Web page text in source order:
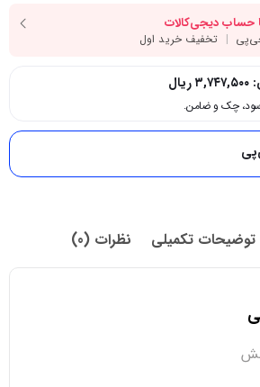
۳,۷۴۷,۵۰۰ریال
توضیحات تکمیلی نظرات (0)